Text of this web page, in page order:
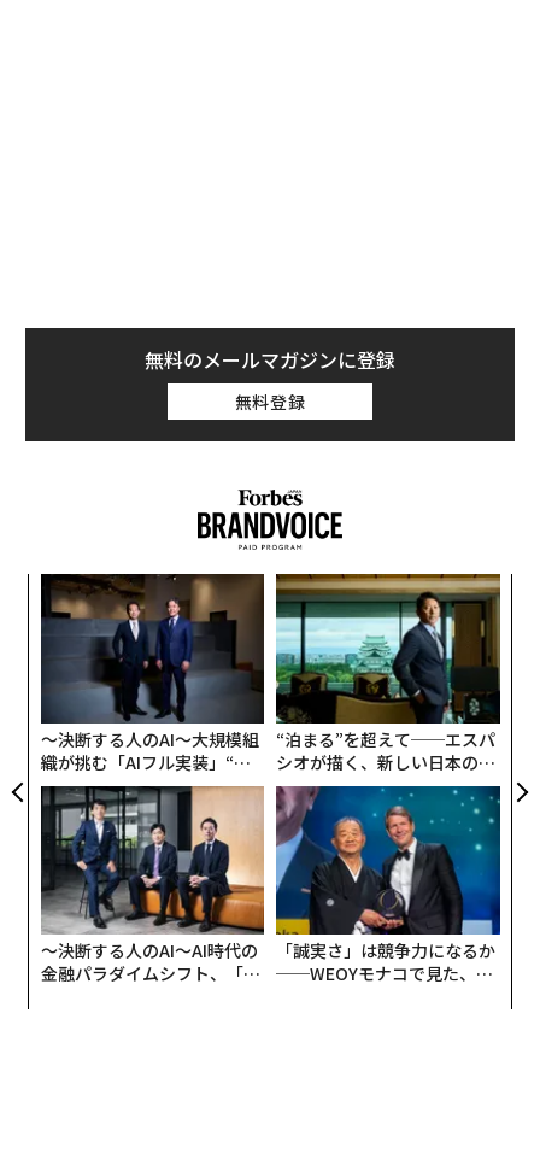
翻訳＝高橋信夫
無料のメールマガジンに登録
無料登録
〜決断する人のAI〜大規模組
織が挑む「AIフル実装」“使
う”企業から“動く”企業へ【N
TTドコモビジネス×PwC】
“泊まる”を超えて──エスパ
シオが描く、新しい日本のラ
グジュアリー（前編）
〜決断する人のAI〜AI時代の
金融パラダイムシフト、「超
「誠実さ」は競争力になるか
──WEOYモナコで見た、く